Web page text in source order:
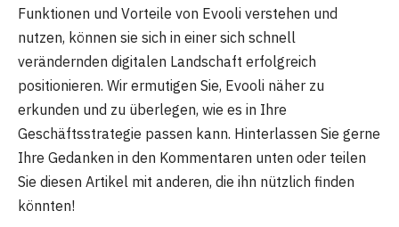
Funktionen und Vorteile von Evooli verstehen und
nutzen, können sie sich in einer sich schnell
verändernden digitalen Landschaft erfolgreich
positionieren. Wir ermutigen Sie, Evooli näher zu
erkunden und zu überlegen, wie es in Ihre
Geschäftsstrategie passen kann. Hinterlassen Sie gerne
Ihre Gedanken in den Kommentaren unten oder teilen
Sie diesen Artikel mit anderen, die ihn nützlich finden
könnten!